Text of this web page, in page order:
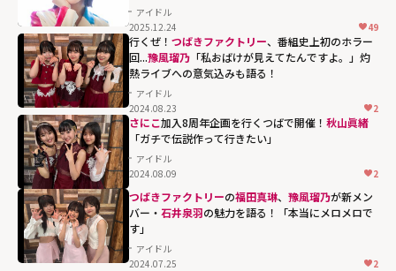
梅澤美波×久保
史緒里「似てい
るんだけど似て
いない。だけど2
人はつながって
る」"
width="304"
height="203"
loading="lazy"
fetchpriority="h
igh">
アイドル
2025.12.24
49
行くぜ！ つばきファクトリー、番組史上初のホラー
回...豫風瑠乃 「私おばけが見えてたんですよ。」灼
熱ライブへの意気込みも語る！
アイドル
2024.08.23
2
さにこ加入8周年企画を行くつばで開催！ 秋山眞緒
「ガチで伝説作って行きたい」
アイドル
2024.08.09
2
つばきファクトリーの福田真琳、 豫風瑠乃が新メン
バー・ 石井泉羽の魅力を語る！「本当にメロメロで
す」
アイドル
2024.07.25
2